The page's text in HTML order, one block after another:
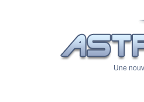
Une